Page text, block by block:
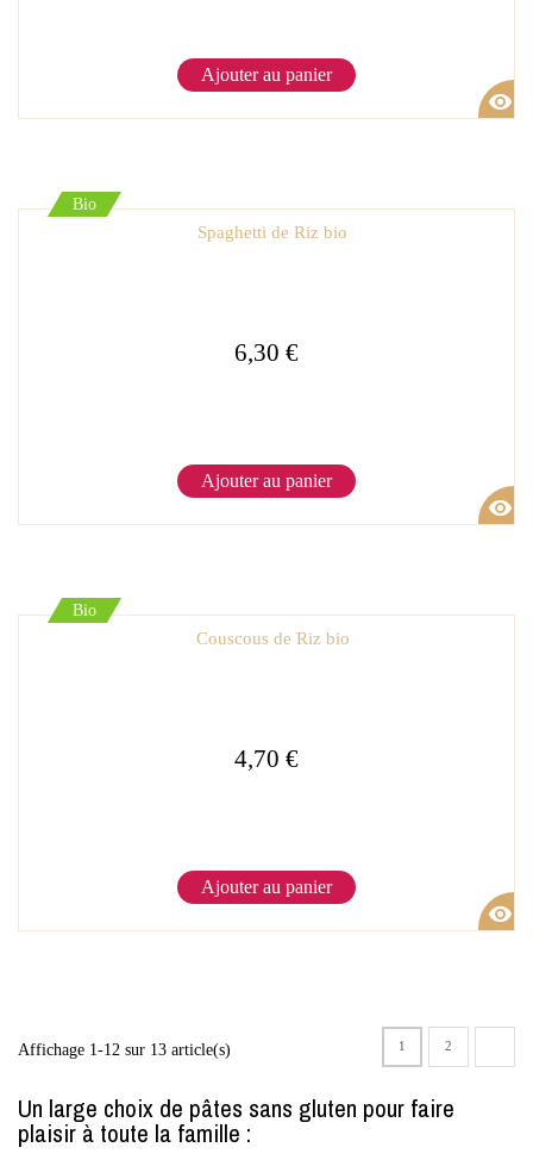
Ajouter au panier
visibility
Bio
Spaghetti de Riz bio
6,30 €
Ajouter au panier
visibility
Bio
Couscous de Riz bio
4,70 €
Ajouter au panier
visibility
Affichage 1-12 sur 13 article(s) 1 2
Un large choix de pâtes sans gluten pour faire
plaisir à toute la famille :